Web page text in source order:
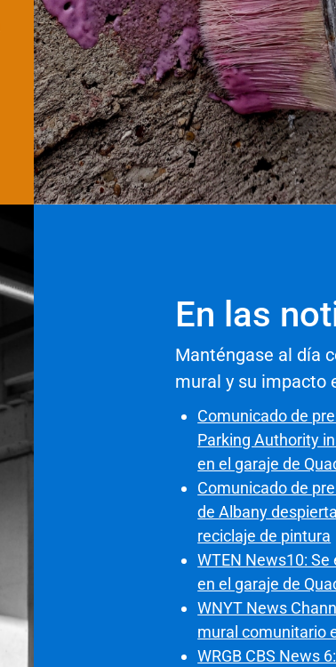
En las
Manténgase al día
mural y su impacto
Comunicado de
Parking Authority
en el garaje de
Comunicado de
de Albany
reciclaje de pintura
WTEN News10:
en el garaje de
WNYT News
mural comunitario
WRGB CBS News